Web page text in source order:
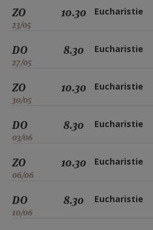
ZO
23/05
10.30 Eucharistie
DO
27/05
8.30 Eucharistie
ZO
30/05
10.30 Eucharistie
DO
03/06
8.30 Eucharistie
ZO
06/06
10.30 Eucharistie
DO
10/06
8.30 Eucharistie